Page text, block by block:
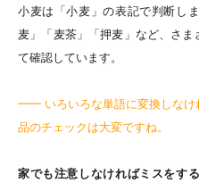
小麦は「小麦」の表記で判断し
麦」「麦茶」「押麦」など、さ
て確認しています。
━━ いろいろな単語に変換しなけ
品のチェックは大変ですね。
家でも注意しなければミスをす